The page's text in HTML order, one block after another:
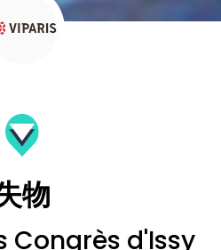
物
Congrès d'Issy